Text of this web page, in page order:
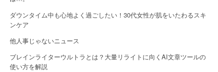
i
o
n
ダウンタイム中も心地よく過ごしたい！30代女性が肌をいたわるスキ
ンケア
他人事じゃないニュース
ブレインライターウルトラとは？大量リライトに向くAI文章ツールの
使い方を解説